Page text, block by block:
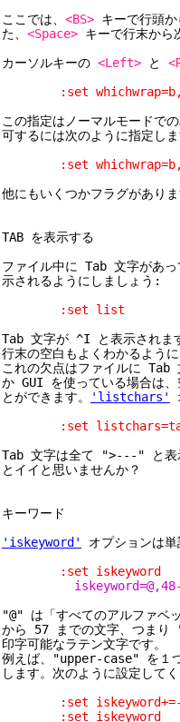
ここでは、 <BS> キーで行頭
た、 <Space> キーで行末から
カーソルキーの <Left> と
:set
この指定はノーマルモードで
可するには次のように指定し
:set
他にもいくつかフラグがあり
TAB を表示する
ファイル中に Tab 文字があ
示されるようにしましょう:
:set list
Tab 文字が ^I と表示されま
行末の空白もよくわかるよう
これの欠点はファイルに Tab
か GUI を使っている場合は
とができます。
'listchars'
:set
Tab 文字は全て ">---" と表
とイイと思いませんか？
キーワード
'iskeyword'
オプションは
:set iskeyword
"@" は「すべてのアルファ
から 57 までの文字、つま
印字可能なラテン文字です。
例えば、"upper-case" を１
します。次のように設定して
:set
:set iskeyword